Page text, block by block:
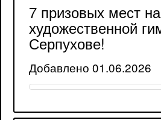
7 призовых мест
художественной
Серпухове!
Добавлено 01.06.2026